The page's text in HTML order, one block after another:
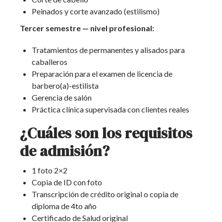
Peinados y corte avanzado (estilismo)
Tercer semestre — nivel profesional:
Tratamientos de permanentes y alisados para
caballeros
Preparación para el examen de licencia de
barbero(a)-estilista
Gerencia de salón
Práctica clínica supervisada con clientes reales
¿Cuáles son los requisitos
de admisión?
1 foto 2×2
Copia de ID con foto
Transcripción de crédito original o copia de
diploma de 4to año
Certificado de Salud original